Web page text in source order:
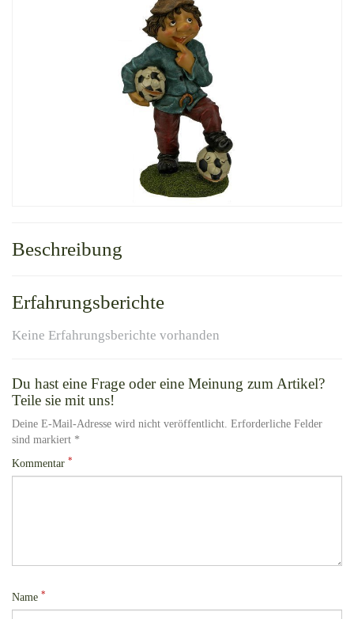
Beschreibung
Erfahrungsberichte
Keine Erfahrungsberichte vorhanden
Du hast eine Frage oder eine Meinung zum Artikel?
Teile sie mit uns!
Deine E-Mail-Adresse wird nicht veröffentlicht. Erforderliche Felder
sind markiert *
Kommentar *
Name *